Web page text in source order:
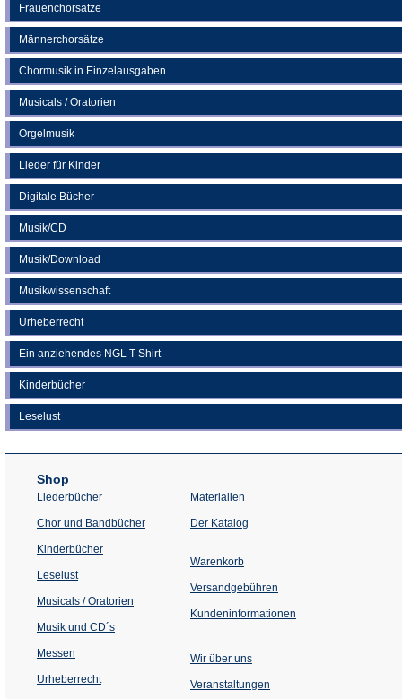
Frauenchorsätze
Männerchorsätze
Chormusik in Einzelausgaben
Musicals / Oratorien
Orgelmusik
Lieder für Kinder
Digitale Bücher
Musik/CD
Musik/Download
Musikwissenschaft
Urheberrecht
Ein anziehendes NGL T-Shirt
Kinderbücher
Leselust
Shop
Liederbücher
Chor und Bandbücher
Kinderbücher
Leselust
Musicals / Oratorien
Musik und CD´s
Messen
Urheberrecht
Materialien
Der Katalog
Warenkorb
Versandgebühren
Kundeninformationen
Wir über uns
Veranstaltungen